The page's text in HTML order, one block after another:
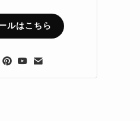
ルはこちら